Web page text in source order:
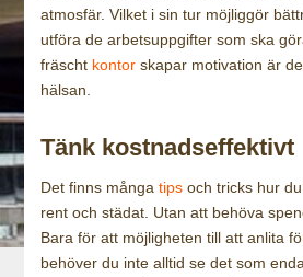
atmosfär. Vilket i sin tur möjliggör
utföra de arbetsuppgifter som ska
fräscht kontor skapar motivation är
hälsan.
Tänk kostnadseffektivt
Det finns mångatips och tricks hur
rent och städat. Utan att behöva
Bara för att möjligheten till att anlita
behöver du inte alltid se det som